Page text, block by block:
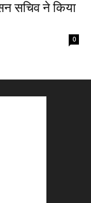
सचिव ने किया
0